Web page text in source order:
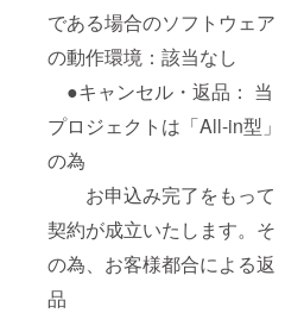
である場合のソフトウェア
の動作環境：該当なし
●キャンセル・返品： 当
プロジェクトは「All-in型」
の為
お申込み完了をもって
契約が成立いたします。そ
の為、お客様都合による返
品